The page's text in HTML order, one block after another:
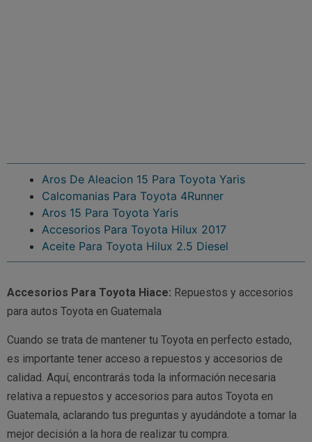
Aros De Aleacion 15 Para Toyota Yaris
Calcomanias Para Toyota 4Runner
Aros 15 Para Toyota Yaris
Accesorios Para Toyota Hilux 2017
Aceite Para Toyota Hilux 2.5 Diesel
Accesorios Para Toyota Hiace: Repuestos y accesorios
para autos Toyota en Guatemala
Cuando se trata de mantener tu Toyota en perfecto estado,
es importante tener acceso a repuestos y accesorios de
calidad. Aquí, encontrarás toda la información necesaria
relativa a repuestos y accesorios para autos Toyota en
Guatemala, aclarando tus preguntas y ayudándote a tomar la
mejor decisión a la hora de realizar tu compra.